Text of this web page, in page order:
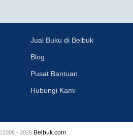
Jual Buku di Belbuk
Blog
Pusat Bantuan
Hubungi Kami
- 2026 Belbuk.com